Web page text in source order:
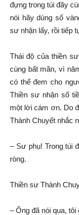
đựng trong túi đãy
nói hãy dùng số
sư nhận lấy, rồi tiếp
Thái độ của thiền
cùng bất mãn, vì
có thể đem cho
Thiền sư nhận số
một lời cám ơn. Do
Thành Chuyết nhắc
– Sư phụ! Trong túi
ròng.
Thiền sư Thành
– Ông đã nói qua, tôi